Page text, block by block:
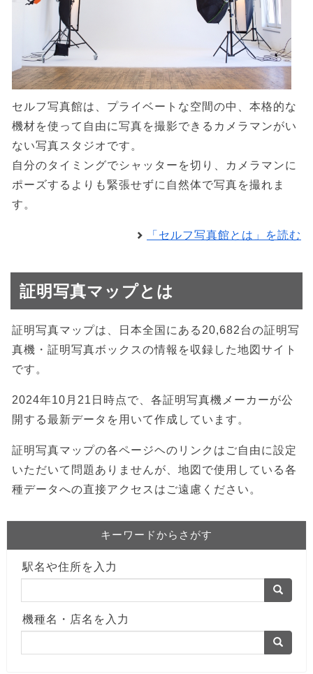
セルフ写真館は、プライベートな空間の中、本格的な
機材を使って自由に写真を撮影できるカメラマンがい
ない写真スタジオです。
自分のタイミングでシャッターを切り、カメラマンに
ポーズするよりも緊張せずに自然体で写真を撮れま
す。
「セルフ写真館とは」を読む
証明写真マップとは
証明写真マップは、日本全国にある20,682台の証明写
真機・証明写真ボックスの情報を収録した地図サイト
です。
2024年10月21日時点で、各証明写真機メーカーが公
開する最新データを用いて作成しています。
証明写真マップの各ページヘのリンクはご自由に設定
いただいて問題ありませんが、地図で使用している各
種データへの直接アクセスはご遠慮ください。
キーワードからさがす
駅名や住所を入力
機種名・店名を入力